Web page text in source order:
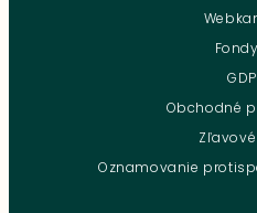
Obchodné
Oznamovanie